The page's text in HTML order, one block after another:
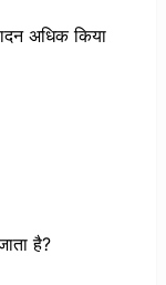
अधिक किया
है?